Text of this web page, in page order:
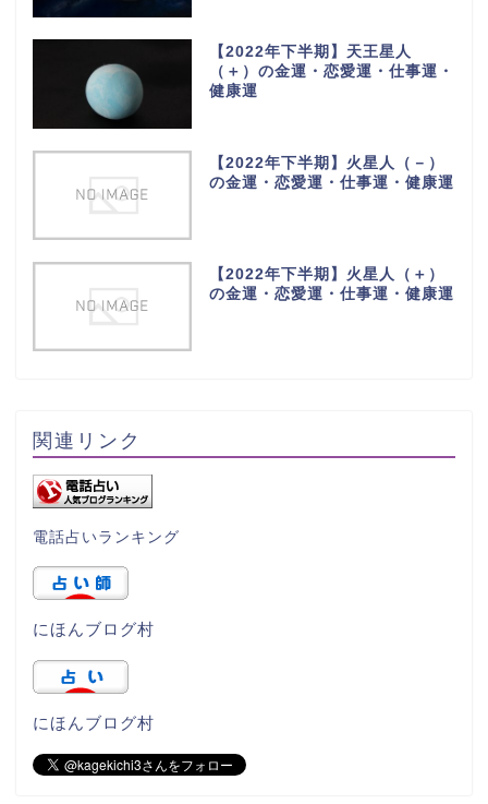
【2022年下半期】天王星人
（＋）の金運・恋愛運・仕事運・
健康運
【2022年下半期】火星人（－）
の金運・恋愛運・仕事運・健康運
【2022年下半期】火星人（＋）
の金運・恋愛運・仕事運・健康運
関連リンク
電話占いランキング
にほんブログ村
にほんブログ村